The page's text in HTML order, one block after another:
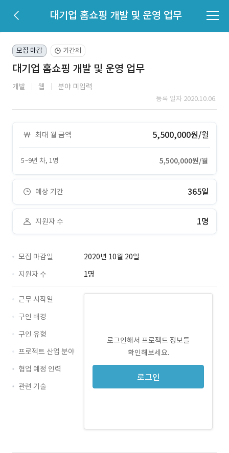
대기업 홈쇼핑 개발 및 운영 업무
모집 마감 🕒 기간제
대기업 홈쇼핑 개발 및 운영 업무
개발 웹 분야 미입력
등록 일자 2020.10.06.
최대 월 금액 5,500,000원/월
5~9년 차, 1명 5,500,000원/월
예상 기간 365일
지원자 수 1명
모집 마감일
2020년 10월 20일
지원자 수
1명
로그인해서 프로젝트 정보를
확인해보세요.
로그인
근무 시작일
구인 배경
구인 유형
프로젝트 산업 분야
협업 예정 인력
관련 기술
Java · 경력 무관